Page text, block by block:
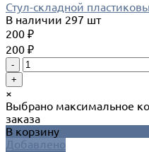
Стул-складной
В наличии 297 шт
200 ₽
200 ₽
-
+
×
Выбрано максимальное
заказа
В корзину
Добавлено